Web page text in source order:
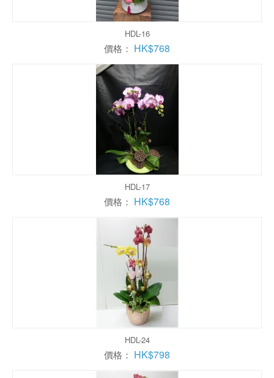
HDL-16
價格： HK$768
HDL-17
價格： HK$768
HDL-24
價格： HK$798